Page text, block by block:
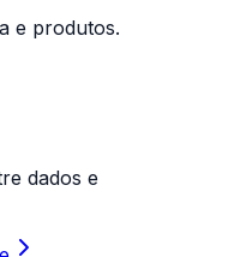
e produtos.
dados e